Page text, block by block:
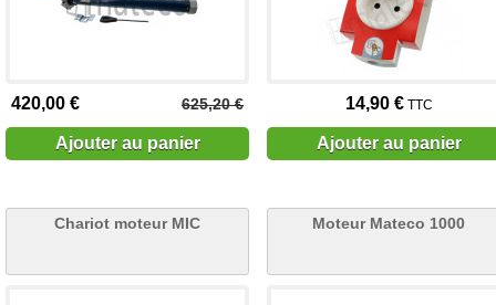
625,20 €
420,00 €
Ajouter au panier
14,90 €TTC
Ajouter au panier
Chariot moteur MIC Moteur Mateco 1000